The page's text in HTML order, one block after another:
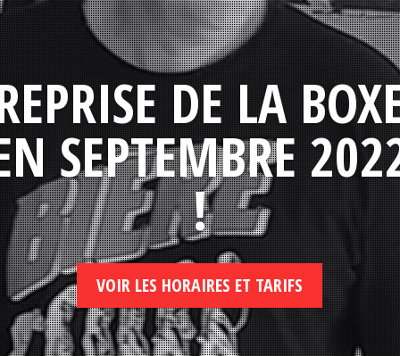
DE LA
SEPTEMBRE
!
VOIR LES HORAIRES ET TARIFS